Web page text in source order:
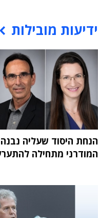
ידיעות מובילות
הנחת היסוד שעליה נבנה
המודרני מתחילה